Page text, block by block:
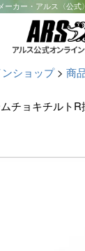
ーカー・アルス〈公式
ショップ
商
チョキチルト